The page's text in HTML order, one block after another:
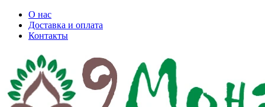
О нас
Доставка и оплата
Контакты